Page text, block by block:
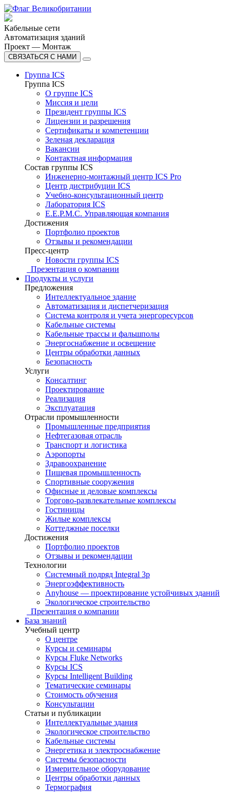
Кабельные сети
Автоматизация зданий
Проект — Монтаж
СВЯЗАТЬСЯ С НАМИ
Группа ICS
Группа ICS
О группе ICS
Миссия и цели
Президент группы ICS
Лицензии и разрешения
Сертификаты и компетенции
Зеленая декларация
Вакансии
Контактная информация
Состав группы ICS
Инженерно-монтажный центр ICS Pro
Центр дистрибуции ICS
Учебно-консультационный центр
Лаборатория ICS
E.E.P.M.C. Управляющая компания
Достижения
Портфолио проектов
Отзывы и рекомендации
Пресс-центр
Новости группы ICS
Презентация о компании
Продукты и услуги
Предложения
Интеллектуальное здание
Автоматизация и диспетчеризация
Система контроля и учета энергоресурсов
Кабельные системы
Кабельные трассы и фальшполы
Энергоснабжение и освещение
Центры обработки данных
Безопасность
Услуги
Консалтинг
Проектирование
Реализация
Эксплуатация
Отрасли промышленности
Промышленные предприятия
Нефтегазовая отрасль
Транспорт и логистика
Аэропорты
Здравоохранение
Пищевая промышленность
Спортивные сооружения
Офисные и деловые комплексы
Торгово-развлекательные комплексы
Гостиницы
Жилые комплексы
Коттеджные поселки
Достижения
Портфолио проектов
Отзывы и рекомендации
Технологии
Системный подряд Integral 3p
Энергоэффективность
Anyhouse — проектирование устойчивых зданий
Экологическое строительство
Презентация о компании
База знаний
Учебный центр
О центре
Курсы и семинары
Курсы Fluke Networks
Курсы ICS
Курсы Intelligent Building
Тематические семинары
Стоимость обучения
Консультации
Статьи и публикации
Интеллектуальные здания
Экологическое строительство
Кабельные системы
Энергетика и электроснабжение
Системы безопасности
Измерительное оборудование
Центры обработки данных
Термография